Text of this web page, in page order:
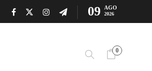
09 AGO
2026
0